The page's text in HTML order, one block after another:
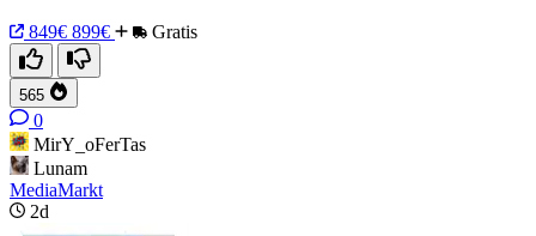
849€ 899€ Gratis
565
0
MirY_oFerTas
Lunam
MediaMarkt
2d